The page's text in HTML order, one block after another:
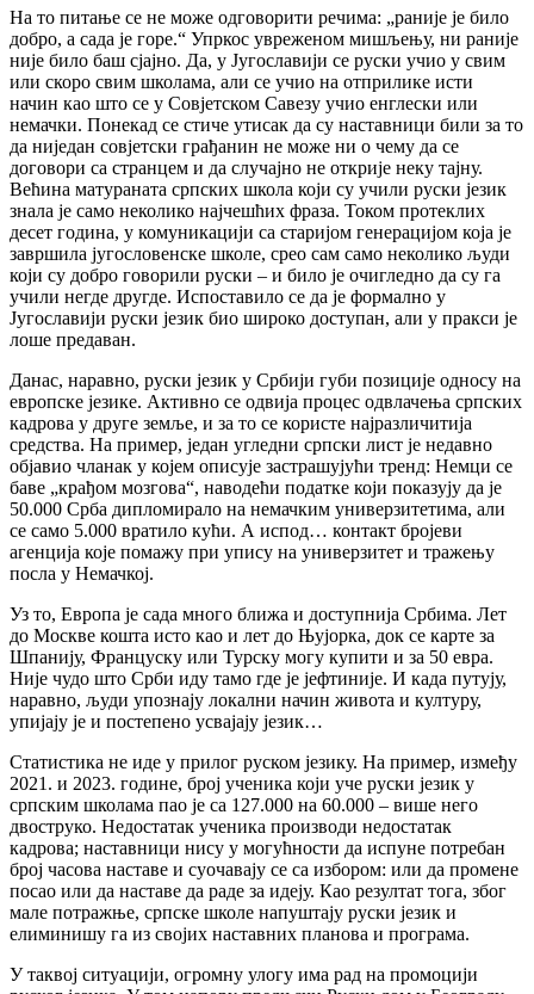
На то питање се не може одговорити речима: „раније је било
добро, а сада је горе.“ Упркос увреженом мишљењу, ни раније
није било баш сјајно. Да, у Југославији се руски учио у свим
или скоро свим школама, али се учио на отприлике исти
начин као што се у Совјетском Савезу учио енглески или
немачки. Понекад се стиче утисак да су наставници били за то
да ниједан совјетски грађанин не може ни о чему да се
договори са странцем и да случајно не открије неку тајну.
Већина матураната српских школа који су учили руски језик
знала је само неколико најчешћих фраза. Током протеклих
десет година, у комуникацији са старијом генерацијом која је
завршила југословенске школе, срео сам само неколико људи
који су добро говорили руски – и било је очигледно да су га
учили негде другде. Испоставило се да је формално у
Југославији руски језик био широко доступан, али у пракси је
лоше предаван.
Данас, наравно, руски језик у Србији губи позиције односу на
европске језике. Активно се одвија процес одвлачења српских
кадрова у друге земље, и за то се користе најразличитија
средства. На пример, један угледни српски лист је недавно
објавио чланак у којем описује застрашујући тренд: Немци се
баве „крађом мозгова“, наводећи податке који показују да је
50.000 Срба дипломирало на немачким универзитетима, али
се само 5.000 вратило кући. А испод… контакт бројеви
агенција које помажу при упису на универзитет и тражењу
посла у Немачкој.
Уз то, Европа је сада много ближа и доступнија Србима. Лет
до Москве кошта исто као и лет до Њујорка, док се карте за
Шпанију, Француску или Турску могу купити и за 50 евра.
Није чудо што Срби иду тамо где је јефтиније. И када путују,
наравно, људи упознају локални начин живота и културу,
упијају је и постепено усвајају језик…
Статистика не иде у прилог руском језику. На пример, између
2021. и 2023. године, број ученика који уче руски језик у
српским школама пао је са 127.000 на 60.000 – више него
двоструко. Недостатак ученика производи недостатак
кадрова; наставници нису у могућности да испуне потребан
број часова наставе и суочавају се са избором: или да промене
посао или да наставе да раде за идеју. Као резултат тога, због
мале потражње, српске школе напуштају руски језик и
елиминишу га из својих наставних планова и програма.
У таквој ситуацији, огромну улогу има рад на промоцији